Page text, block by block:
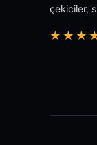
çekiciler,